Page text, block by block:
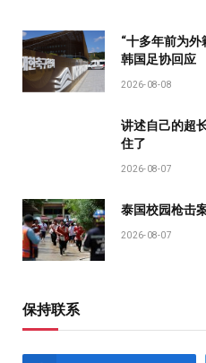
“十多年前为外
韩国足协回应
2026-08-08
讲述自己的超
住了
2026-08-07
泰国校园枪击
2026-08-07
保持联系